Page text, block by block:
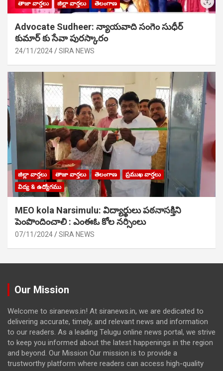
తాజా వార్తలు జిల్లా వార్తలు తెలంగాణ
Advocate Sudheer: న్యాయవాది సంగెం సుధీర్
కుమార్ కు సేవా పురస్కారం
24/11/2024 SIRA NEWS
జిల్లా వార్తలు తాజా వార్తలు తెలంగాణ
ప్రముఖ వార్తలు
విద్య & ఉద్యోగము
MEO kola Narsimulu: విద్యార్థులు పఠ‌నాసక్తిని
పెంపొందించాలి : ఎంఈఓ కోల నర్సింలు
07/11/2024 SIRA NEWS
Our Mission
Welcome to siranews.in! At siranews.in, we are dedicated to
delivering accurate, timely, and relevant news and information
to our readers. As a leading Telugu online news portal, we strive
to keep you informed about the latest happenings in the region
and beyond. Our Mission Our mission is to provide a
trustworthy platform where readers can access high-quality